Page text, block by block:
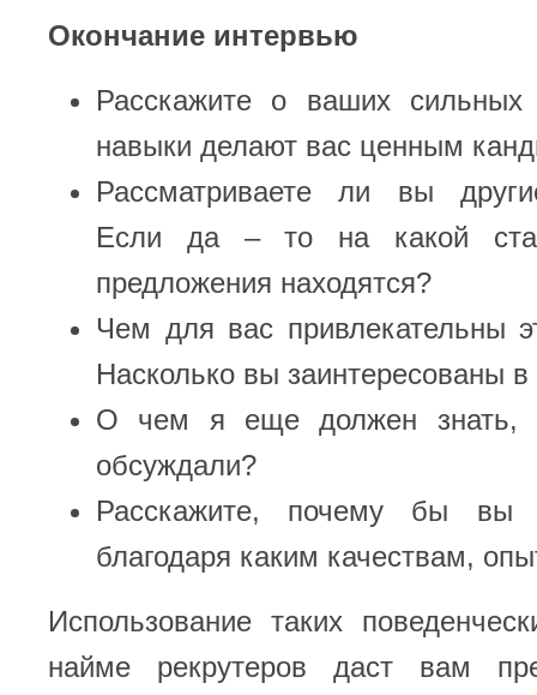
Окончание интервью
Расскажите о ваших сильных
навыки делают вас ценным
Рассматриваете ли вы
Если да – то на какой
предложения находятся?
Чем для вас привлекательны
Насколько вы заинтересованы в
О чем я еще должен
обсуждали?
Расскажите, почему бы вы
благодаря каким качествам,
Использование таких
найме рекрутеров даст вам